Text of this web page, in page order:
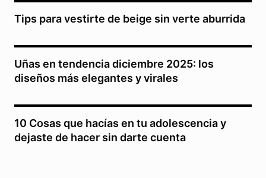
Tips para vestirte de beige sin verte aburrida
Uñas en tendencia diciembre 2025: los
diseños más elegantes y virales
10 Cosas que hacías en tu adolescencia y
dejaste de hacer sin darte cuenta